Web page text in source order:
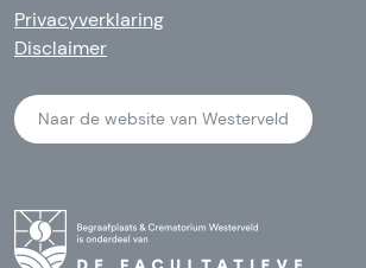
Privacyverklaring
Disclaimer
Naar de website van Westerveld